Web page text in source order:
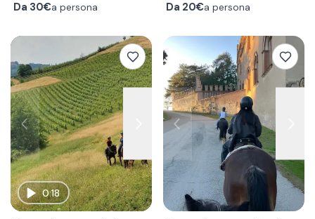
Da 30€a persona Da 20€a persona
0:18